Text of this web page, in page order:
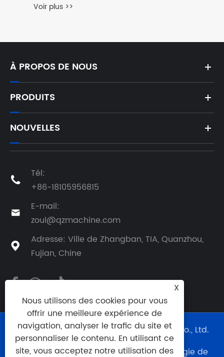
À PROPOS DE NOUS
PRODUITS
NOUVELLES

Tél:
+86-18105956815

E-mail:
zoul@qzmachine.com

Adresse: Ville de Zhangban, TIA, Quanzhou,
Fujian, Chine
Copyright © 2024 Quangong Machinery Co., Ltd.
Tous droits réservés.
Support technique du site Web :Technologie de
X
Nous utilisons des cookies pour vous
offrir une meilleure expérience de
navigation, analyser le trafic du site et
personnaliser le contenu. En utilisant ce
site, vous acceptez notre utilisation des